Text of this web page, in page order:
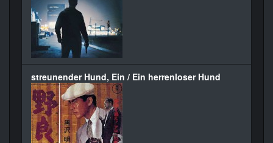
streunender Hund, Ein / Ein herrenloser Hund